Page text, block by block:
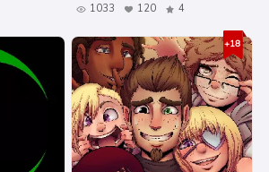
1033
120 4